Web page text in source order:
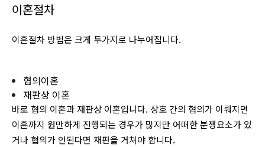
이혼절차
이혼절차 방법은 크게 두가지로 나누어집니다.
협의이혼
재판상 이혼
바로 협의 이혼과 재판상 이혼입니다. 상호 간의 협의가 이뤄지면
이혼까지 원만하게 진행되는 경우가 많지만 어떠한 분쟁요소가 있
거나 협의가 안된다면 재판을 거쳐야 합니다.